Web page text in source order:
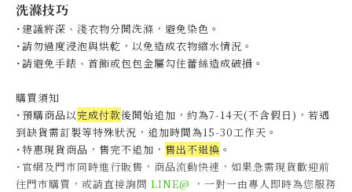
洗滌技巧
˙建議將深、淺衣物分開洗滌，避免染色。
˙請勿過度浸泡與烘乾，以免造成衣物縮水情況。
˙請避免手錶、首飾或包包金屬勾住蕾絲造成破損。
購買須知
˙預購商品以完成付款後開始追加，約為7-14天(不含假日)， 若遇
到缺貨需訂製等特殊狀況，追加時間為15-30工作天 。
˙特惠現貨商品，售完不追加， 售出不退換 。
˙官網及門市同時進行販售，商品流動快速，如果急需現貨歡迎前
往門市購買，或請直接詢問 LINE@ ，一對一由專人即時為您服務